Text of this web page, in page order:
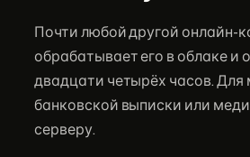
Почти любой другой онлайн-
обрабатывает его в облаке и
двадцати четырёх часов. Для
банковской выписки или
серверу.